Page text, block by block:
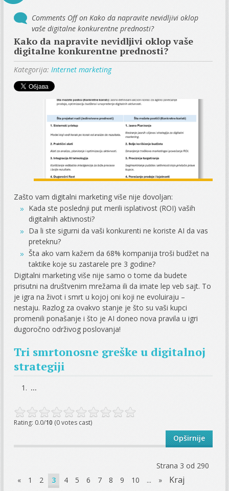
Comments Offon Kako da napravite nevidljivi oklop
vaše digitalne konkurentne prednosti?
Kako da napravite nevidljivi oklop vaše
digitalne konkurentne prednosti?
Kategorija:Internet marketing
Zašto vam digitalni marketing više nije dovoljan:
Kada ste poslednji put merili isplativost (ROI) vaših
digitalnih aktivnosti?
Da li ste sigurni da vaši konkurenti ne koriste AI da vas
preteknu?
Šta ako vam kažem da 68% kompanija troši budžet na
taktike koje su zastarele pre 3 godine?
Digitalni marketing više nije samo o tome da budete
prisutni na društvenim mrežama ili da imate lep veb sajt. To
je igra na život i smrt u kojoj oni koji ne evoluiraju –
nestaju. Razlog za ovakvo stanje je što su vaši kupci
promenili ponašanje i što je AI doneo nova pravila u igri
dugoročno održivog poslovanja!
Tri smrtonosne greške u digitalnoj
strategiji
...
Rating: 0.0/10 (0 votes cast)
Opširnije
Strana 3 od 290
«
1 2 3 4 5 6 7 8 9 10 ... » Kraj